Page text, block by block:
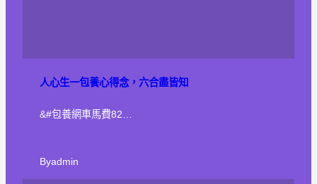
人心生一包養心得念，六合盡皆知
&#包養網車馬費82…
Byadmin